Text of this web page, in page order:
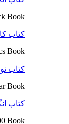
Book
کتاب
Book
کتاب
Book
کتاب
Book